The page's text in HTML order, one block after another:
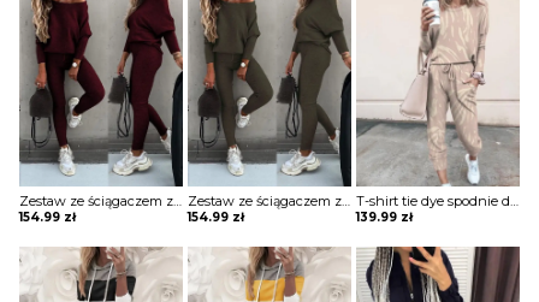
Zestaw ze ściągaczem z długim rękawem i wysokim stanem komplet Merel
154.99 zł
Zestaw ze ściągaczem z długim rękawem i wysokim stanem komplet Merel
154.99 zł
T-shirt tie dye spodnie dwuczęściowe homewear komplet Jolantha
139.99 zł